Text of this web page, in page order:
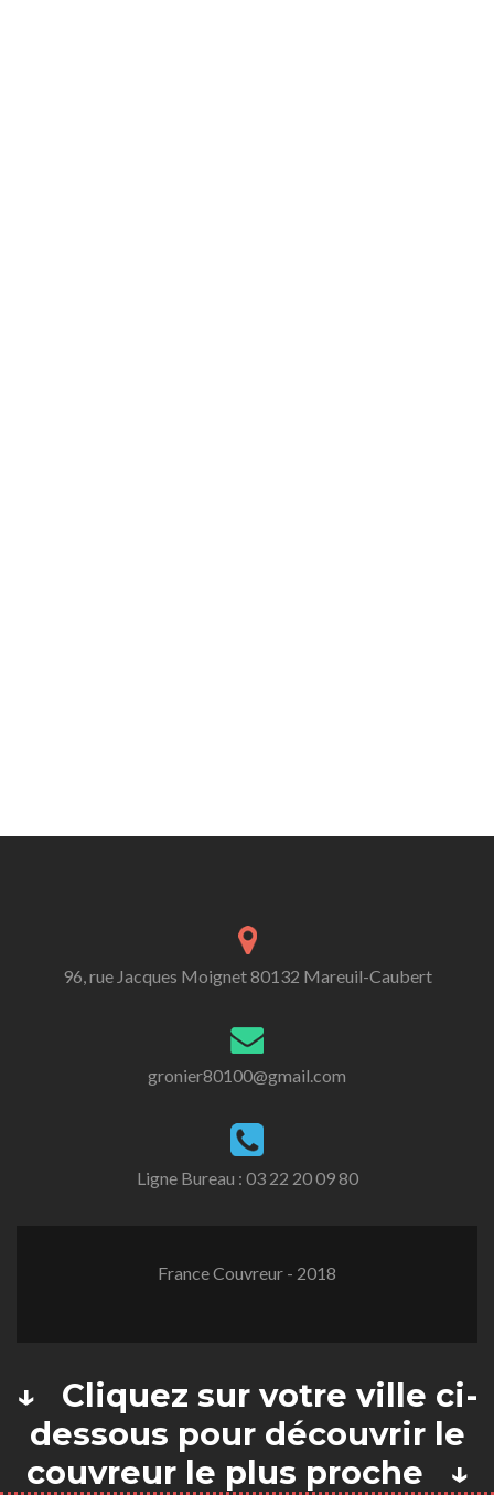
96, rue Jacques Moignet 80132 Mareuil-Caubert
gronier80100@gmail.com
Ligne Bureau : 03 22 20 09 80
France Couvreur - 2018
↓ Cliquez sur votre ville ci-
dessous pour découvrir le
couvreur le plus proche ↓